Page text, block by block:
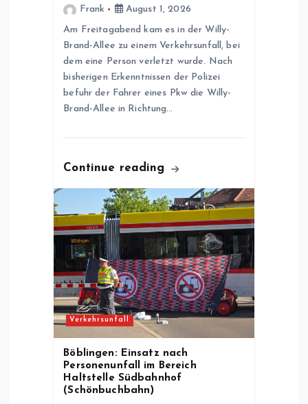
Frank August 1, 2026
Am Freitagabend kam es in der Willy-
Brand-Allee zu einem Verkehrsunfall, bei
dem eine Person verletzt wurde. Nach
bisherigen Erkenntnissen der Polizei
befuhr der Fahrer eines Pkw die Willy-
Brand-Allee in Richtung…
Continue reading
Verkehrsunfall
Böblingen: Einsatz nach
Personenunfall im Bereich
Haltstelle Südbahnhof
(Schönbuchbahn)